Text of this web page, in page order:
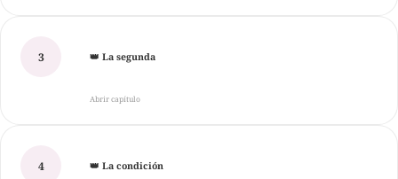
3 👑 La segunda
Abrir capítulo
4 👑 La condición